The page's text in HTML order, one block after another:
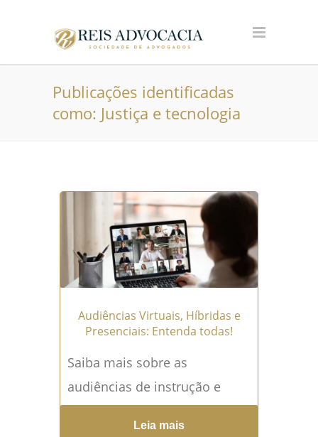
Publicações identificadas
como: Justiça e tecnologia
Audiências Virtuais, Híbridas e
Presenciais: Entenda todas!
Saiba mais sobre as
audiências de instrução e
julgamento virtuais e
Leia mais